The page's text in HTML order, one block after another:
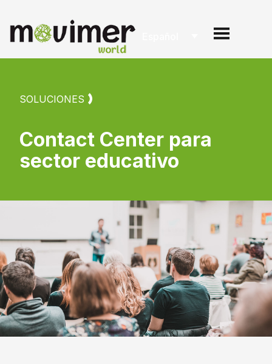
SOLUCIONES
Contact Center para
sector educativo